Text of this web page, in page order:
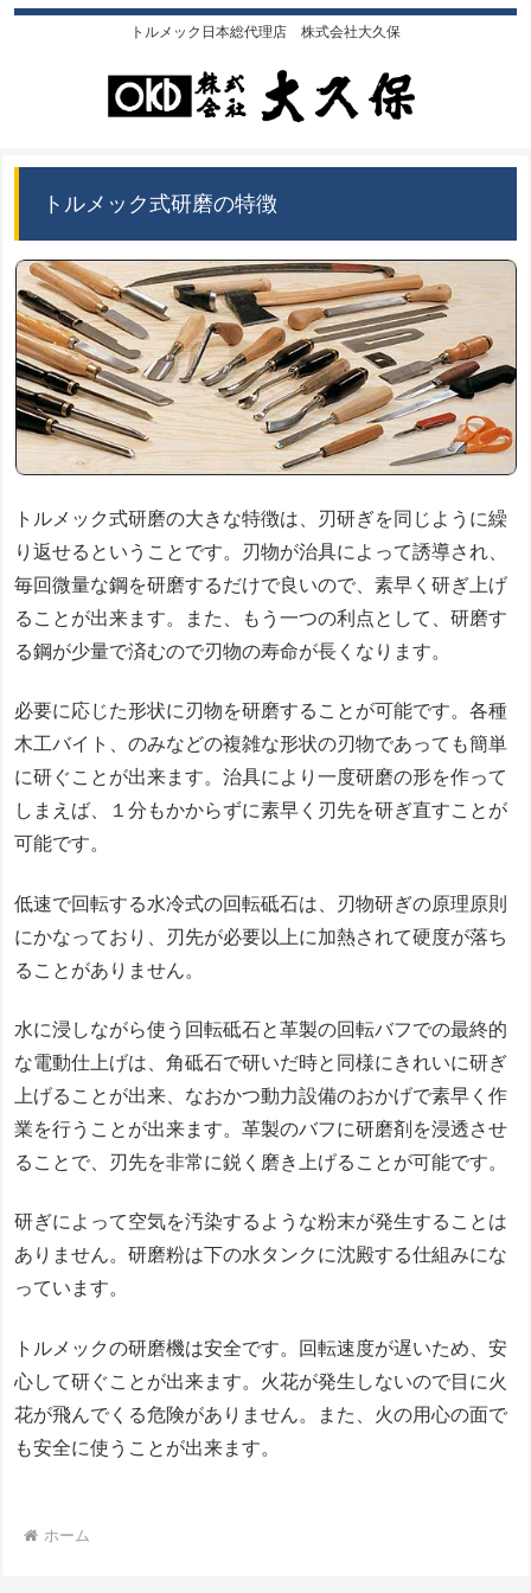
トルメック日本総代理店 株式会社大久保
トルメック式研磨の特徴
トルメック式研磨の大きな特徴は、刃研ぎを同じように繰
り返せるということです。刃物が治具によって誘導され、
毎回微量な鋼を研磨するだけで良いので、素早く研ぎ上げ
ることが出来ます。また、もう一つの利点として、研磨す
る鋼が少量で済むので刃物の寿命が長くなります。
必要に応じた形状に刃物を研磨することが可能です。各種
木工バイト、のみなどの複雑な形状の刃物であっても簡単
に研ぐことが出来ます。治具により一度研磨の形を作って
しまえば、１分もかからずに素早く刃先を研ぎ直すことが
可能です。
低速で回転する水冷式の回転砥石は、刃物研ぎの原理原則
にかなっており、刃先が必要以上に加熱されて硬度が落ち
ることがありません。
水に浸しながら使う回転砥石と革製の回転バフでの最終的
な電動仕上げは、角砥石で研いだ時と同様にきれいに研ぎ
上げることが出来、なおかつ動力設備のおかげで素早く作
業を行うことが出来ます。革製のバフに研磨剤を浸透させ
ることで、刃先を非常に鋭く磨き上げることが可能です。
研ぎによって空気を汚染するような粉末が発生することは
ありません。研磨粉は下の水タンクに沈殿する仕組みにな
っています。
トルメックの研磨機は安全です。回転速度が遅いため、安
心して研ぐことが出来ます。火花が発生しないので目に火
花が飛んでくる危険がありません。また、火の用心の面で
も安全に使うことが出来ます。
ホーム